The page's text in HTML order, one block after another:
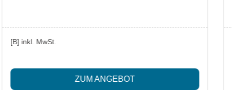
[B] inkl. MwSt.
ZUM ANGEBOT